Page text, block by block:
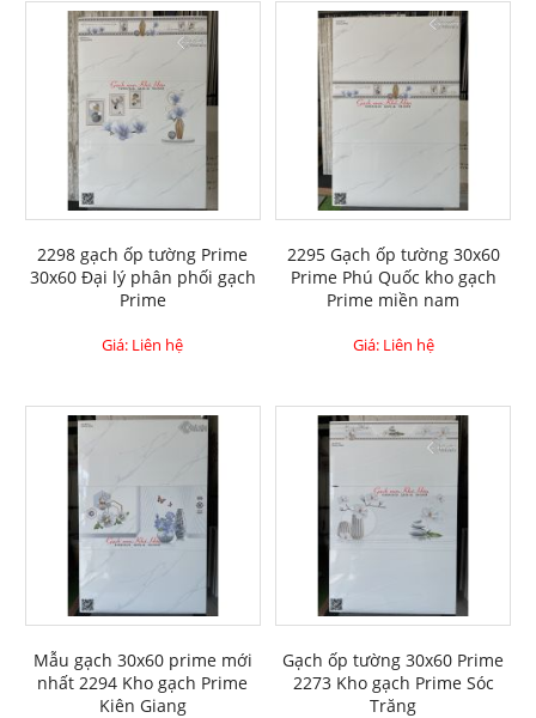
2298 gạch ốp tường Prime
30x60 Đại lý phân phối gạch
Prime
Giá: Liên hệ
2295 Gạch ốp tường 30x60
Prime Phú Quốc kho gạch
Prime miền nam
Giá: Liên hệ
Mẫu gạch 30x60 prime mới
nhất 2294 Kho gạch Prime
Kiên Giang
Gạch ốp tường 30x60 Prime
2273 Kho gạch Prime Sóc
Trăng